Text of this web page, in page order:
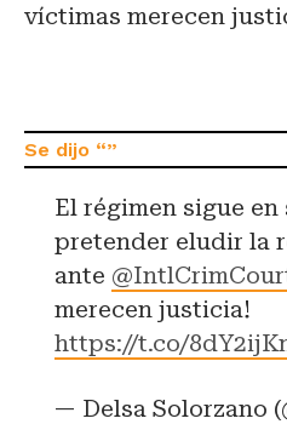
víctimas merecen
El régimen sigue en
pretender eludir la
ante
merecen justicia!
https://t.co/
— Delsa Solorzano